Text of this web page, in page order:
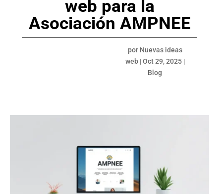
web para la
Asociación AMPNEE
por Nuevas ideas
web|Oct 29, 2025|
Blog